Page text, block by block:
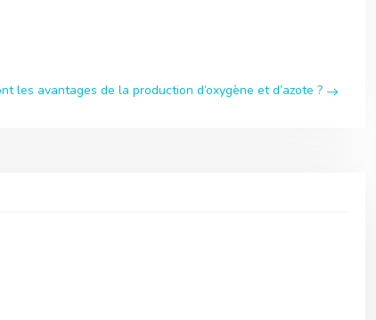
les avantages de la production d’oxygène et d’azote ?